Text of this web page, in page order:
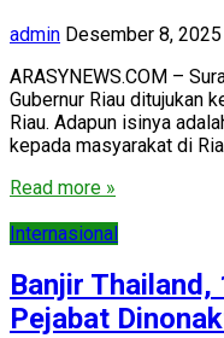
admin Desember 8, 2025
ARASYNEWS.COM –
Gubernur Riau ditujukan
Riau. Adapun isinya
kepada masyarakat di
Read more »
Internasional
Banjir Thailand,
Pejabat